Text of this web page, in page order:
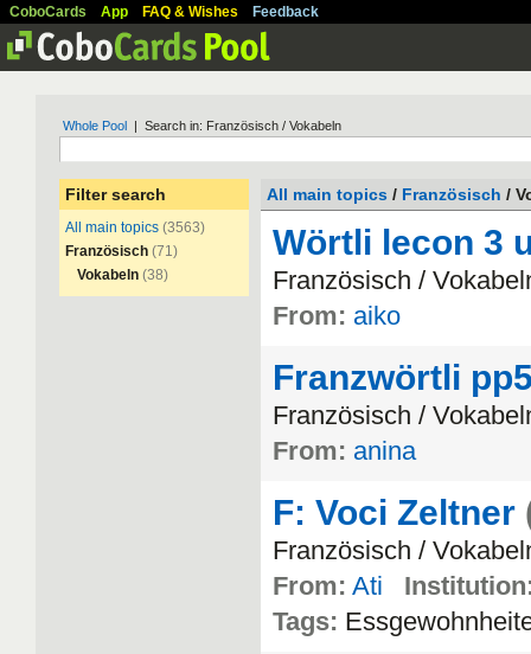
CoboCards App FAQ & Wishes Feedback
Whole Pool | Search in: Französisch / Vokabeln
Filter search
All main topics (3563)
Französisch (71)
Vokabeln (38)
All main topics / Französisch /
Wörtli lecon 3
Französisch /
From: aiko
Franzwörtli
Französisch /
From: anina
F: Voci Zeltner
Französisch /
From: Ati
Tags: